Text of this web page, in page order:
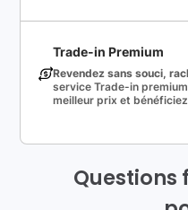
Trade-in Premium
Revendez sans souci,
service Trade-in
meilleur prix et